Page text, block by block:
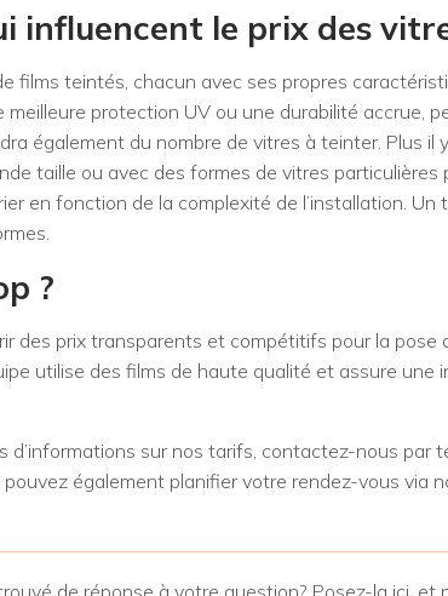
influencent le prix des
films teintés, chacun avec ses propres
protection UV ou une durabilité accrue,
également du nombre de vitres à teinter. Plus il
taille ou avec des formes de vitres
en fonction de la complexité de l’installation.
?
des prix transparents et compétitifs pour la
utilise des films de haute qualité et assure
d’informations sur nos tarifs, contactez-nous par
pouvez également planifier votre rendez-vous via
de réponse à votre question? Posez-la ici, et